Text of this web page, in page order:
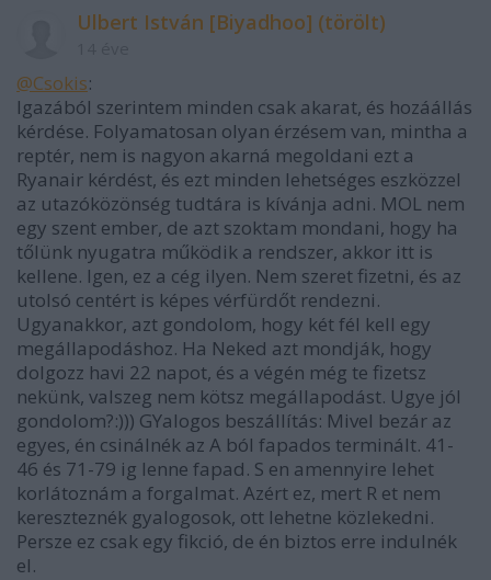
Ulbert István [Biyadhoo] (törölt)
@Csokis:
Igazából szerintem minden csak akarat, és hozáállás
kérdése. Folyamatosan olyan érzésem van, mintha a
reptér, nem is nagyon akarná megoldani ezt a
Ryanair kérdést, és ezt minden lehetséges eszközzel
az utazóközönség tudtára is kívánja adni. MOL nem
egy szent ember, de azt szoktam mondani, hogy ha
tőlünk nyugatra működik a rendszer, akkor itt is
kellene. Igen, ez a cég ilyen. Nem szeret fizetni, és az
utolsó centért is képes vérfürdőt rendezni.
Ugyanakkor, azt gondolom, hogy két fél kell egy
megállapodáshoz. Ha Neked azt mondják, hogy
dolgozz havi 22 napot, és a végén még te fizetsz
nekünk, valszeg nem kötsz megállapodást. Ugye jól
gondolom?:))) GYalogos beszállítás: Mivel bezár az
egyes, én csinálnék az A ból fapados terminált. 41-
46 és 71-79 ig lenne fapad. S en amennyire lehet
korlátoznám a forgalmat. Azért ez, mert R et nem
kereszteznék gyalogosok, ott lehetne közlekedni.
Persze ez csak egy fikció, de én biztos erre indulnék
el.